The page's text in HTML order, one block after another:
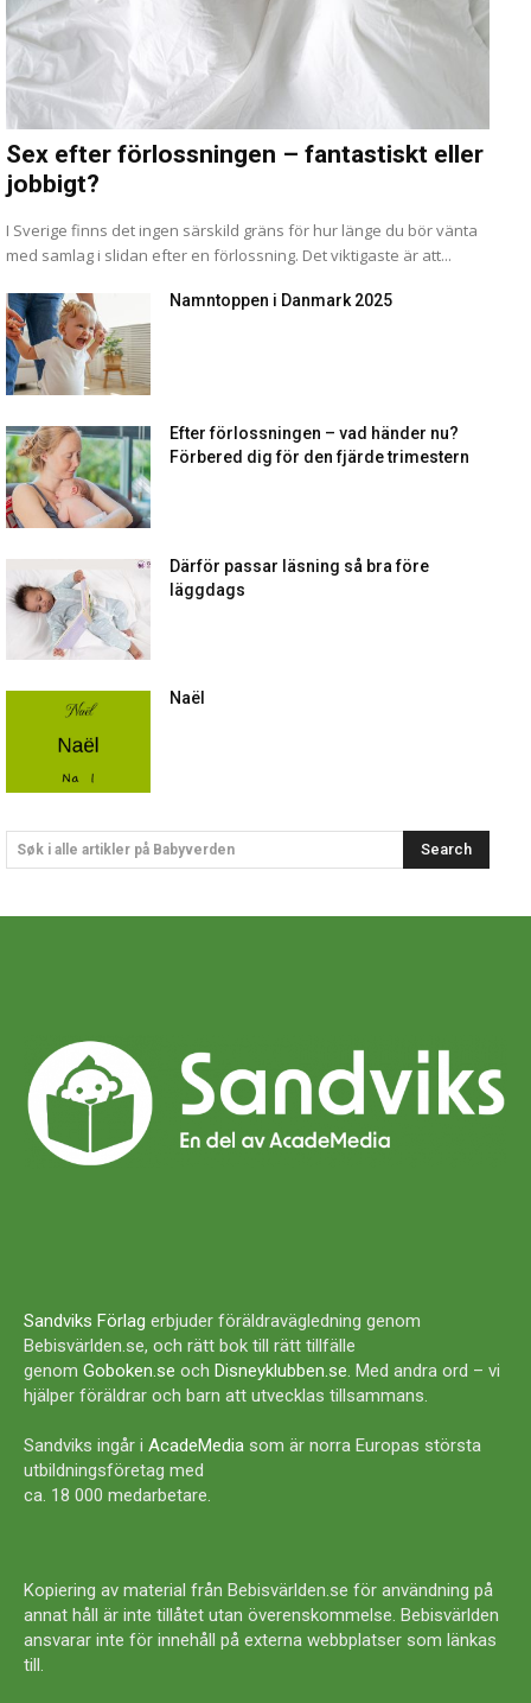
Sex efter förlossningen – fantastiskt eller
jobbigt?
I Sverige finns det ingen särskild gräns för hur länge du bör vänta
med samlag i slidan efter en förlossning. Det viktigaste är att...
Namntoppen i Danmark 2025
Efter förlossningen – vad händer nu?
Förbered dig för den fjärde trimestern
Därför passar läsning så bra före
läggdags
Naël
Søk i alle artikler på Babyverden Search
Sandviks Förlag erbjuder föräldravägledning genom
Bebisvärlden.se, och rätt bok till rätt tillfälle
genom Goboken.se och Disneyklubben.se. Med andra ord – vi
hjälper föräldrar och barn att utvecklas tillsammans.
Sandviks ingår i AcadeMedia som är norra Europas största
utbildningsföretag med
ca. 18 000 medarbetare.
Kopiering av material från Bebisvärlden.se för användning på
annat håll är inte tillåtet utan överenskommelse. Bebisvärlden
ansvarar inte för innehåll på externa webbplatser som länkas
till.